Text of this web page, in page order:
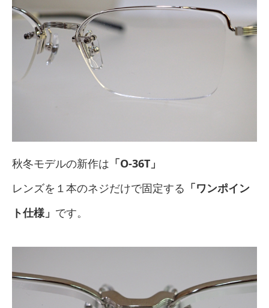
秋冬モデルの新作は 「O-36T」
レンズを１本のネジだけで固定する 「ワンポイン
ト仕様」 です。